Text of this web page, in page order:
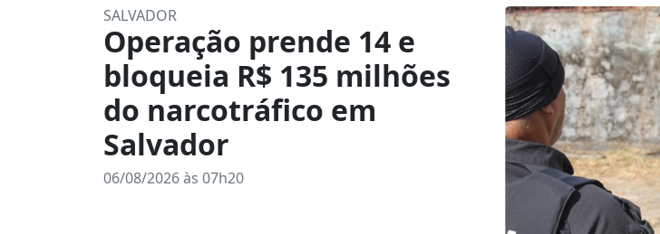
SALVADOR
Operação prende 14 e
bloqueia R$ 135 milhões
do narcotráfico em
Salvador
06/08/2026 às 07h20